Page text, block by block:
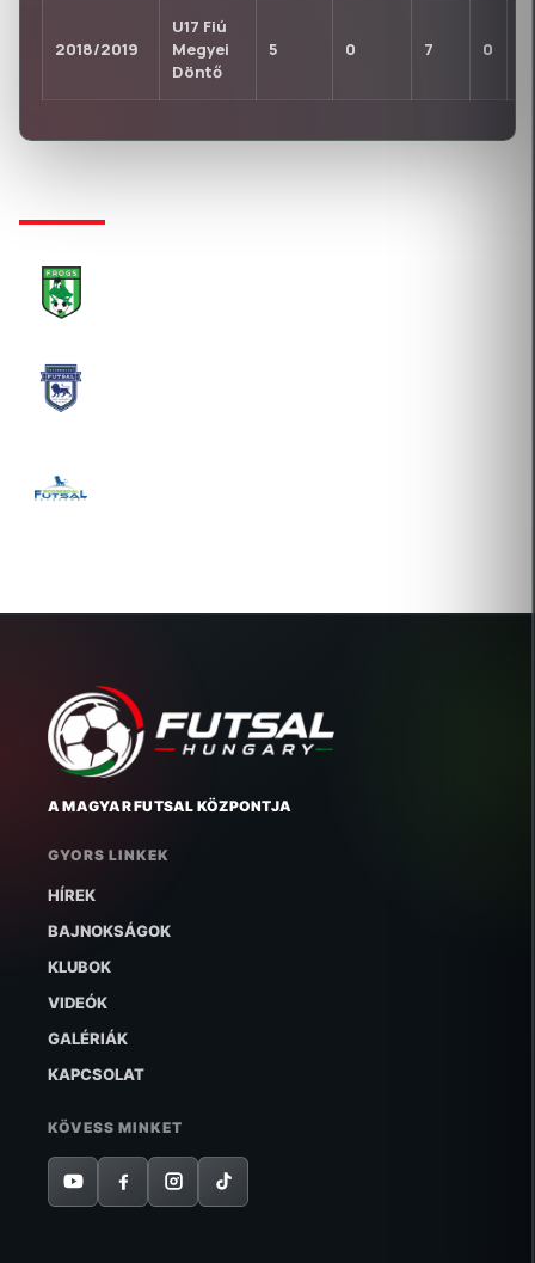
2018/2019
U17 Fiú
Megyei
Döntő
5 0 7 0
A MAGYAR FUTSAL KÖZPONTJA
GYORS LINKEK
HÍREK
BAJNOKSÁGOK
KLUBOK
VIDEÓK
GALÉRIÁK
KAPCSOLAT
KÖVESS MINKET